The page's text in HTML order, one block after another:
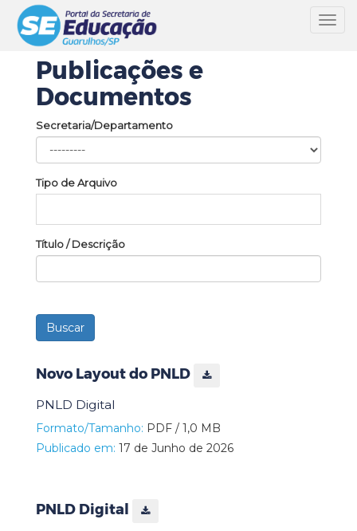
Publicações e
Documentos
Secretaria/Departamento
Tipo de Arquivo
Título / Descrição
Novo Layout do PNLD
PNLD Digital
Formato/Tamanho: PDF / 1,0 MB
Publicado em: 17 de Junho de 2026
PNLD Digital